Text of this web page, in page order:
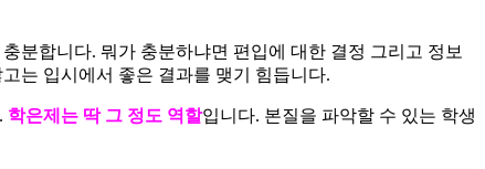
분합니다. 뭐가 충분하냐면 편입에 대한 결정 그리고 정보
는 입시에서 좋은 결과를 맺기 힘듭니다.
학은제는 딱 그 정도 역할입니다. 본질을 파악할 수 있는 학생